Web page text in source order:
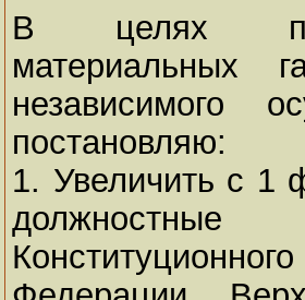
В целях
материальных
независимого
постановляю:
1. Увеличить с 1